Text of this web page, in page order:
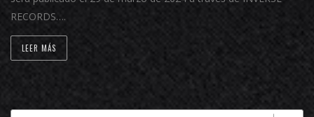
RECORDS….
LEER MÁS